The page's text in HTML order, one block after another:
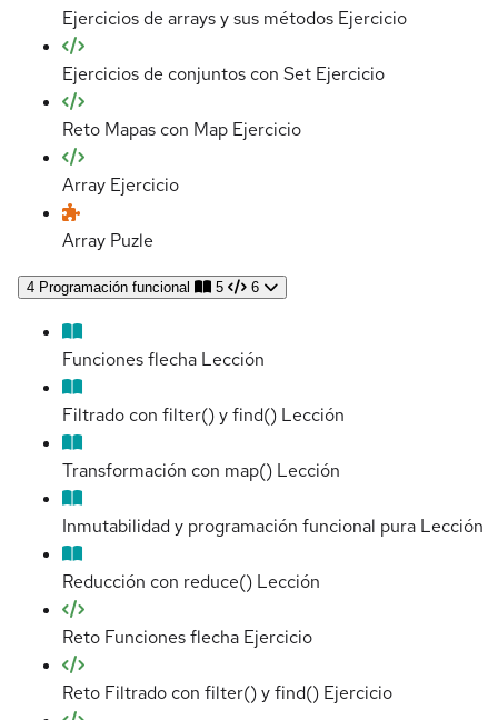
Ejercicios de arrays y sus métodos Ejercicio
Ejercicios de conjuntos con Set Ejercicio
Reto Mapas con Map Ejercicio
Array Ejercicio
Array Puzle
4 Programación funcional 5 6
Funciones flecha Lección
Filtrado con filter() y find() Lección
Transformación con map() Lección
Inmutabilidad y programación funcional pura Lección
Reducción con reduce() Lección
Reto Funciones flecha Ejercicio
Reto Filtrado con filter() y find() Ejercicio